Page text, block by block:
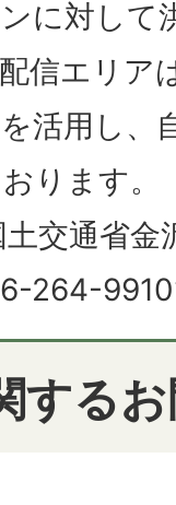
に対して
信エリア
活用し、
ります。
交通省金
264-
する